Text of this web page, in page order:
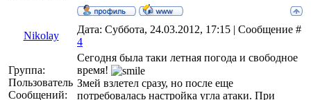
Nikolay
Дата: Суббота, 24.03.2012, 17:15 | Сообщение #
4
Группа:
Пользователь
Сообщений:
Сегодня была таки летная погода и свободное
время!
Змей взлетел сразу, но после еще
потребовалась настройка угла атаки. При